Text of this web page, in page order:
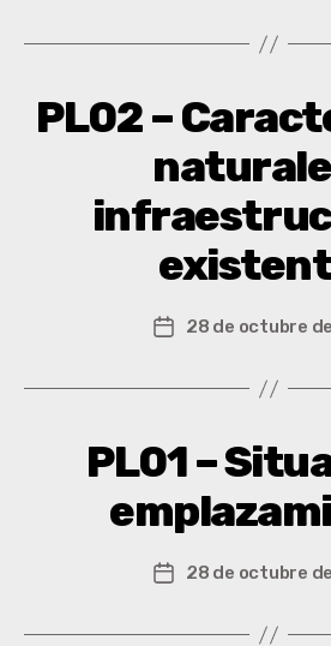
PL02 –
28 de octubre
PL01 –
28 de octubre